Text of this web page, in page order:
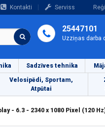
Kontakti Serviss
25447101
Uzziņas darba
Sadzīves tehnika
Velosipēdi, Sportam,
Atpūtai
- 6.3 - 2340 x 1080 Pixel (120